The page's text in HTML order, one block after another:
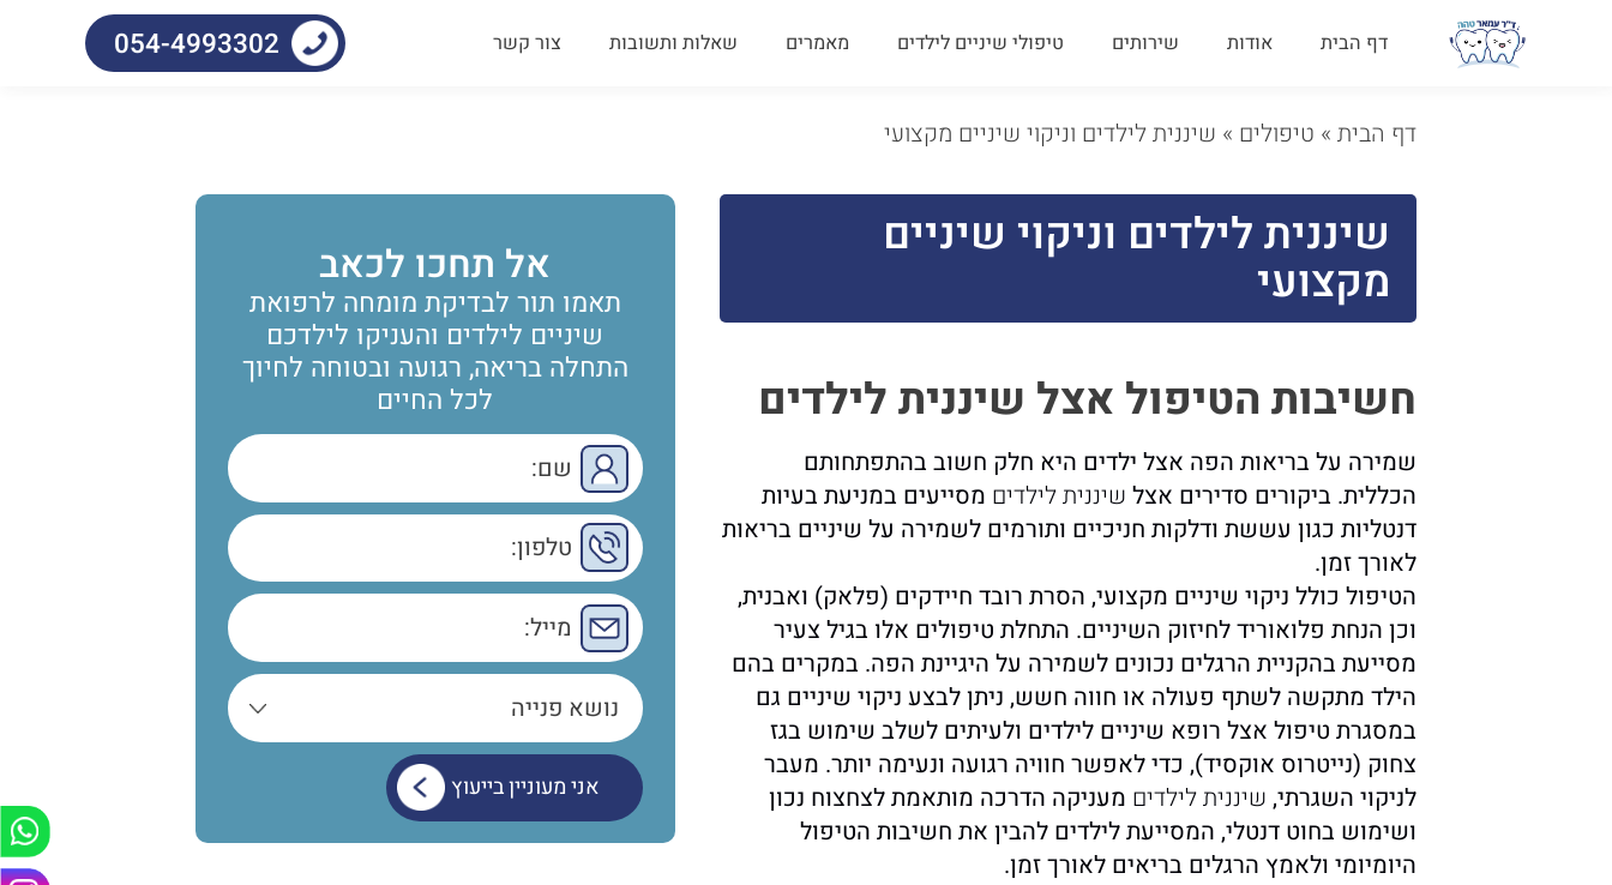
דף הבית אודות שירותים טיפולי שיניים לילדים מאמרים שאלות ותשובות צור קשר 054-4993302
דף הבית» טיפולים » שיננית לילדים וניקוי שיניים מקצועי
שיננית לילדים וניקוי שיניים
מקצועי
חשיבות הטיפול אצל שיננית לילדים
שמירה על בריאות הפה אצל ילדים היא חלק חשוב בהתפתחותם
הכללית. ביקורים סדירים אצל שיננית לילדים מסייעים במניעת בעיות
דנטליות כגון עששת ודלקות חניכיים ותורמים לשמירה על שיניים בריאות
לאורך זמן.
הטיפול כולל ניקוי שיניים מקצועי, הסרת רובד חיידקים (פלאק) ואבנית,
וכן הנחת פלואוריד לחיזוק השיניים. התחלת טיפולים אלו בגיל צעיר
מסייעת בהקניית הרגלים נכונים לשמירה על היגיינת הפה. במקרים בהם
הילד מתקשה לשתף פעולה או חווה חשש, ניתן לבצע ניקוי שיניים גם
במסגרת טיפול אצל רופא שיניים לילדים ולעיתים לשלב שימוש בגז
צחוק (נייטרוס אוקסיד), כדי לאפשר חוויה רגועה ונעימה יותר. מעבר
לניקוי השגרתי, שיננית לילדים מעניקה הדרכה מותאמת לצחצוח נכון
ושימוש בחוט דנטלי, המסייעת לילדים להבין את חשיבות הטיפול
היומיומי ולאמץ הרגלים בריאים לאורך זמן.
אל תחכו לכאב
תאמו תור לבדיקת מומחה לרפואת
שיניים לילדים והעניקו לילדכם
התחלה בריאה, רגועה ובטוחה לחיוך
לכל החיים